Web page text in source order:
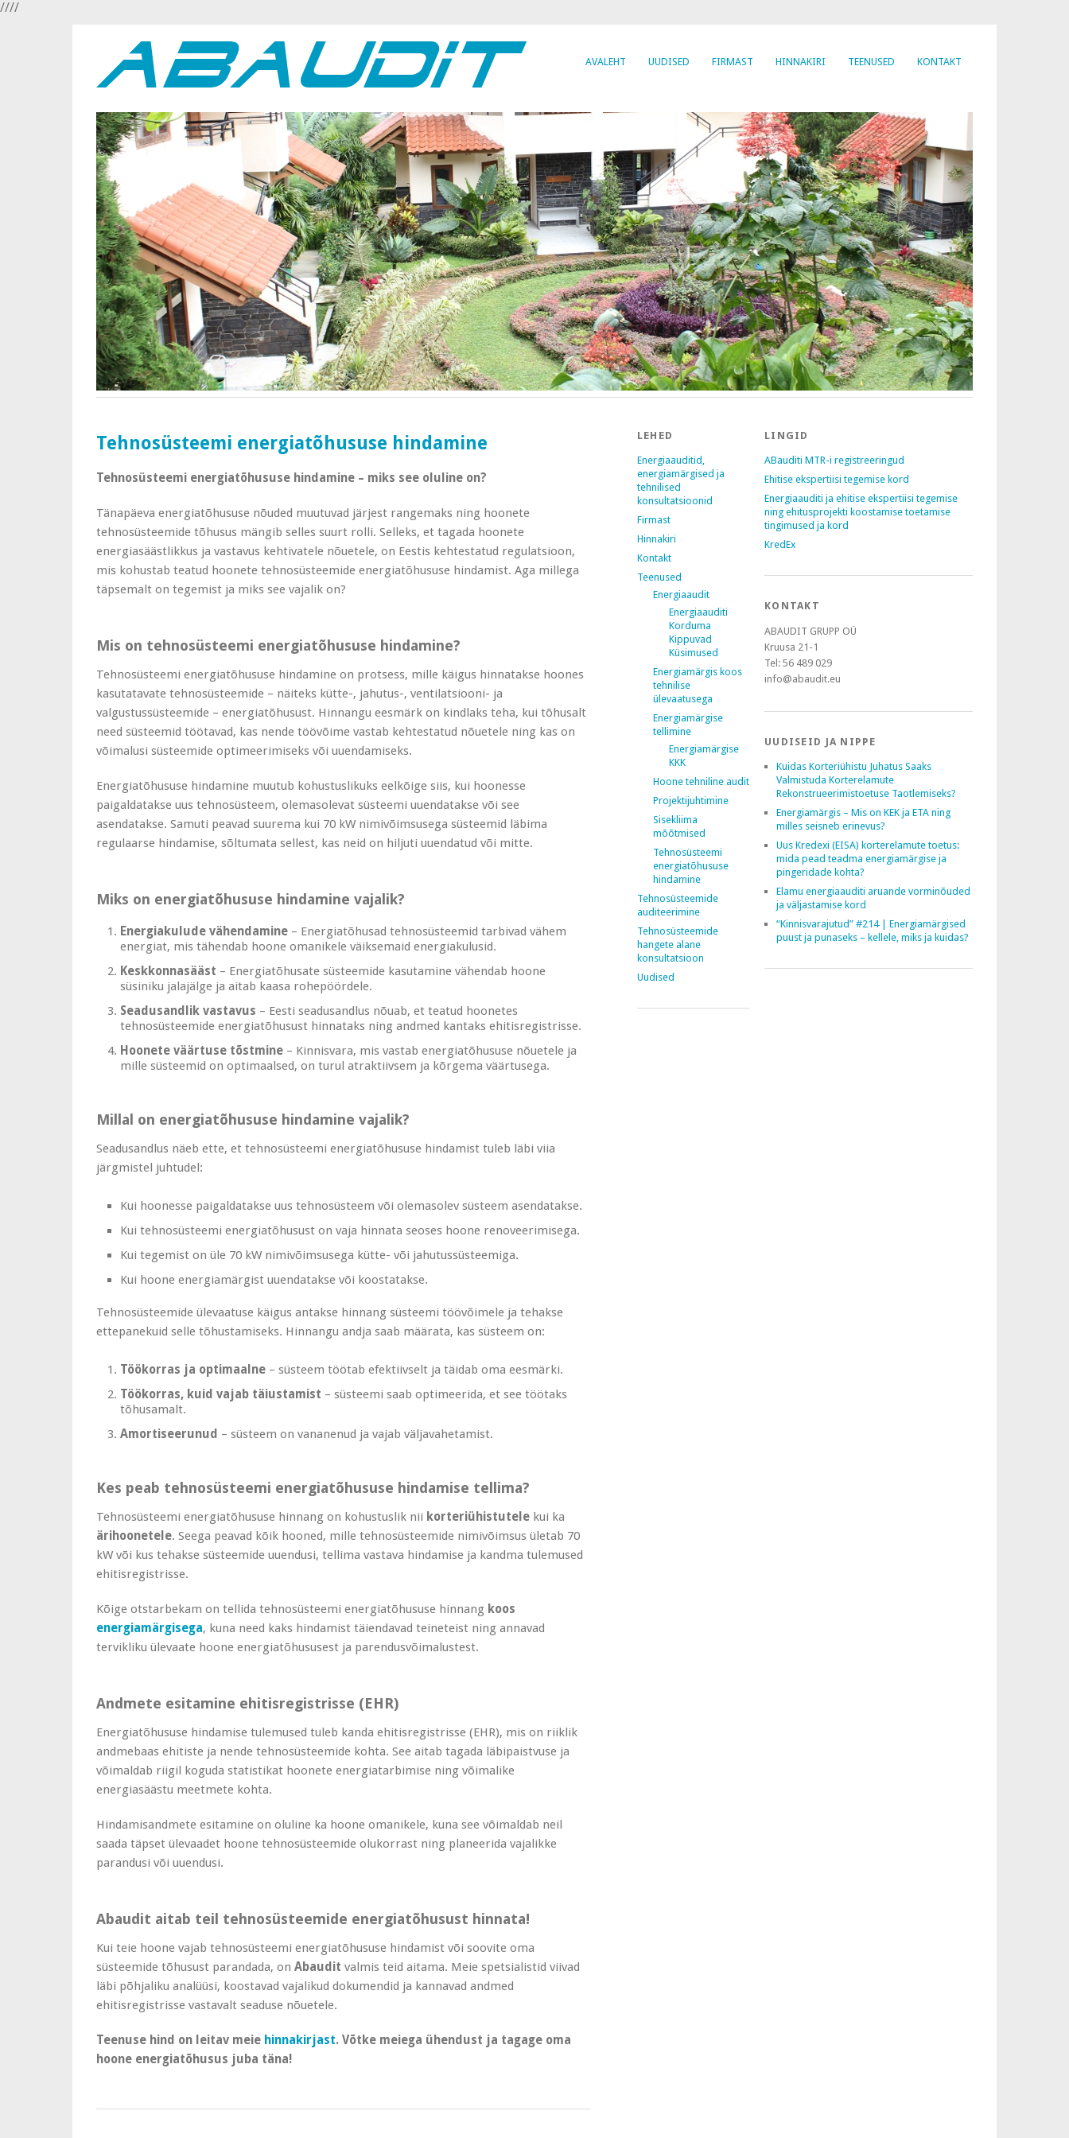
////
AVALEHT UUDISED FIRMAST HINNAKIRI TEENUSED KONTAKT
Tehnosüsteemi energiatõhususe hindamine
Tehnosüsteemi energiatõhususe hindamine – miks see oluline on?
Tänapäeva energiatõhususe nõuded muutuvad järjest rangemaks ning hoonete
tehnosüsteemide tõhusus mängib selles suurt rolli. Selleks, et tagada hoonete
energiasäästlikkus ja vastavus kehtivatele nõuetele, on Eestis kehtestatud regulatsioon,
mis kohustab teatud hoonete tehnosüsteemide energiatõhususe hindamist. Aga millega
täpsemalt on tegemist ja miks see vajalik on?
Mis on tehnosüsteemi energiatõhususe hindamine?
Tehnosüsteemi energiatõhususe hindamine on protsess, mille käigus hinnatakse hoones
kasutatavate tehnosüsteemide – näiteks kütte-, jahutus-, ventilatsiooni- ja
valgustussüsteemide – energiatõhusust. Hinnangu eesmärk on kindlaks teha, kui tõhusalt
need süsteemid töötavad, kas nende töövõime vastab kehtestatud nõuetele ning kas on
võimalusi süsteemide optimeerimiseks või uuendamiseks.
Energiatõhususe hindamine muutub kohustuslikuks eelkõige siis, kui hoonesse
paigaldatakse uus tehnosüsteem, olemasolevat süsteemi uuendatakse või see
asendatakse. Samuti peavad suurema kui 70 kW nimivõimsusega süsteemid läbima
regulaarse hindamise, sõltumata sellest, kas neid on hiljuti uuendatud või mitte.
Miks on energiatõhususe hindamine vajalik?
Energiakulude vähendamine – Energiatõhusad tehnosüsteemid tarbivad vähem
energiat, mis tähendab hoone omanikele väiksemaid energiakulusid.
Keskkonnasääst – Energiatõhusate süsteemide kasutamine vähendab hoone
süsiniku jalajälge ja aitab kaasa rohepöördele.
Seadusandlik vastavus – Eesti seadusandlus nõuab, et teatud hoonetes
tehnosüsteemide energiatõhusust hinnataks ning andmed kantaks ehitisregistrisse.
Hoonete väärtuse tõstmine – Kinnisvara, mis vastab energiatõhususe nõuetele ja
mille süsteemid on optimaalsed, on turul atraktiivsem ja kõrgema väärtusega.
Millal on energiatõhususe hindamine vajalik?
Seadusandlus näeb ette, et tehnosüsteemi energiatõhususe hindamist tuleb läbi viia
järgmistel juhtudel:
Kui hoonesse paigaldatakse uus tehnosüsteem või olemasolev süsteem asendatakse.
Kui tehnosüsteemi energiatõhusust on vaja hinnata seoses hoone renoveerimisega.
Kui tegemist on üle 70 kW nimivõimsusega kütte- või jahutussüsteemiga.
Kui hoone energiamärgist uuendatakse või koostatakse.
Tehnosüsteemide ülevaatuse käigus antakse hinnang süsteemi töövõimele ja tehakse
ettepanekuid selle tõhustamiseks. Hinnangu andja saab määrata, kas süsteem on:
Töökorras ja optimaalne – süsteem töötab efektiivselt ja täidab oma eesmärki.
Töökorras, kuid vajab täiustamist – süsteemi saab optimeerida, et see töötaks
tõhusamalt.
Amortiseerunud – süsteem on vananenud ja vajab väljavahetamist.
Kes peab tehnosüsteemi energiatõhususe hindamise tellima?
Tehnosüsteemi energiatõhususe hinnang on kohustuslik nii korteriühistutele kui ka
ärihoonetele. Seega peavad kõik hooned, mille tehnosüsteemide nimivõimsus ületab 70
kW või kus tehakse süsteemide uuendusi, tellima vastava hindamise ja kandma tulemused
ehitisregistrisse.
Kõige otstarbekam on tellida tehnosüsteemi energiatõhususe hinnang koos
energiamärgisega, kuna need kaks hindamist täiendavad teineteist ning annavad
tervikliku ülevaate hoone energiatõhususest ja parendusvõimalustest.
Andmete esitamine ehitisregistrisse (EHR)
Energiatõhususe hindamise tulemused tuleb kanda ehitisregistrisse (EHR), mis on riiklik
andmebaas ehitiste ja nende tehnosüsteemide kohta. See aitab tagada läbipaistvuse ja
võimaldab riigil koguda statistikat hoonete energiatarbimise ning võimalike
energiasäästu meetmete kohta.
Hindamisandmete esitamine on oluline ka hoone omanikele, kuna see võimaldab neil
saada täpset ülevaadet hoone tehnosüsteemide olukorrast ning planeerida vajalikke
parandusi või uuendusi.
Abaudit aitab teil tehnosüsteemide energiatõhusust hinnata!
Kui teie hoone vajab tehnosüsteemi energiatõhususe hindamist või soovite oma
süsteemide tõhusust parandada, on Abaudit valmis teid aitama. Meie spetsialistid viivad
läbi põhjaliku analüüsi, koostavad vajalikud dokumendid ja kannavad andmed
ehitisregistrisse vastavalt seaduse nõuetele.
Teenuse hind on leitav meie hinnakirjast. Võtke meiega ühendust ja tagage oma
hoone energiatõhusus juba täna!
LEHED
Energiaauditid,
energiamärgised ja
tehnilised
konsultatsioonid
Firmast
Hinnakiri
Kontakt
Teenused
Energiaaudit
Energiaauditi
Korduma
Kippuvad
Küsimused
Energiamärgis koos
tehnilise
ülevaatusega
Energiamärgise
tellimine
Energiamärgise
KKK
Hoone tehniline audit
Projektijuhtimine
Sisekliima
mõõtmised
Tehnosüsteemi
energiatõhususe
hindamine
Tehnosüsteemide
auditeerimine
Tehnosüsteemide
hangete alane
konsultatsioon
Uudised
LINGID
ABauditi MTR-i registreeringud
Ehitise ekspertiisi tegemise kord
Energiaauditi ja ehitise ekspertiisi tegemise
ning ehitusprojekti koostamise toetamise
tingimused ja kord
KredEx
KONTAKT
ABAUDIT GRUPP OÜ
Kruusa 21-1
Tel: 56 489 029
info@abaudit.eu
UUDISEID JA NIPPE
Kuidas Korteriühistu Juhatus Saaks
Valmistuda Korterelamute
Rekonstrueerimistoetuse Taotlemiseks?
Energiamärgis – Mis on KEK ja ETA ning
milles seisneb erinevus?
Uus Kredexi (EISA) korterelamute toetus:
mida pead teadma energiamärgise ja
pingeridade kohta?
Elamu energiaauditi aruande vorminõuded
ja väljastamise kord
“Kinnisvarajutud” #214 | Energiamärgised
puust ja punaseks – kellele, miks ja kuidas?